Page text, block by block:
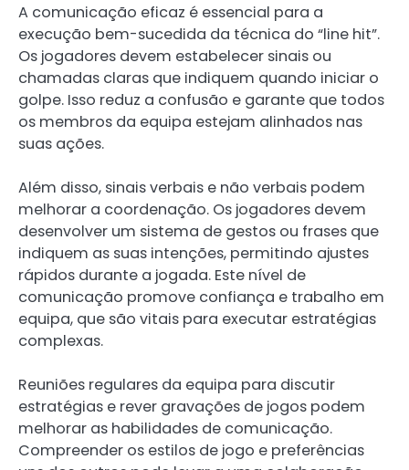
A comunicação eficaz é essencial para a
execução bem-sucedida da técnica do “line hit”.
Os jogadores devem estabelecer sinais ou
chamadas claras que indiquem quando iniciar o
golpe. Isso reduz a confusão e garante que todos
os membros da equipa estejam alinhados nas
suas ações.
Além disso, sinais verbais e não verbais podem
melhorar a coordenação. Os jogadores devem
desenvolver um sistema de gestos ou frases que
indiquem as suas intenções, permitindo ajustes
rápidos durante a jogada. Este nível de
comunicação promove confiança e trabalho em
equipa, que são vitais para executar estratégias
complexas.
Reuniões regulares da equipa para discutir
estratégias e rever gravações de jogos podem
melhorar as habilidades de comunicação.
Compreender os estilos de jogo e preferências